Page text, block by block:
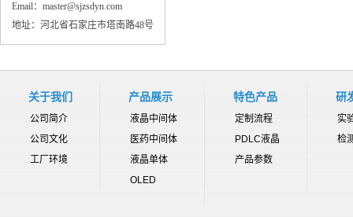
Email：master@sjzsdyn.com
地址：河北省石家庄市塔南路48号
关于我们
公司简介
公司文化
工厂环境
产品展示
液晶中间体
医药中间体
液晶单体
OLED
特色产品
定制流程
PDLC液晶
产品参数
研
实
检